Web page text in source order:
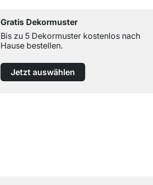
Gratis Dekormuster
Bis zu 5 Dekormuster kostenlos nach
Hause bestellen.
Jetzt auswählen